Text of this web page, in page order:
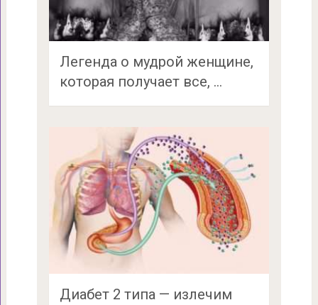
Легенда о мудрой женщине,
которая получает все, …
Диабет 2 типа — излечим